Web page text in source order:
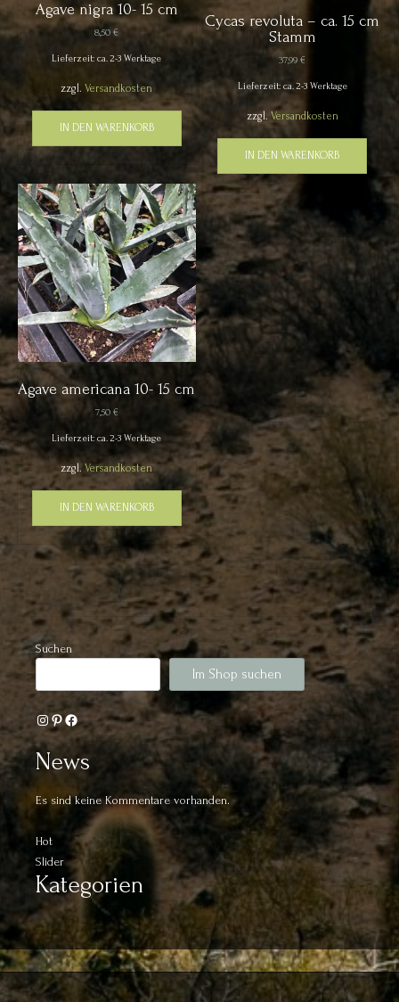
Agave nigra 10- 15 cm
8,50€
Lieferzeit: ca. 2-3 Werktage
zzgl.Versandkosten
IN DEN WARENKORB
Cycas revoluta – ca. 15 cm
Stamm
37,99€
Lieferzeit: ca. 2-3 Werktage
zzgl. Versandkosten
IN DEN WARENKORB
Agave americana 10- 15 cm
7,50 €
Lieferzeit: ca. 2-3 Werktage
zzgl.Versandkosten
IN DEN WARENKORB
Suchen
Im Shop suchen
Instagram
Pinterest
Facebook
News
Es sind keine Kommentare vorhanden.
Hot
Slider
Kategorien